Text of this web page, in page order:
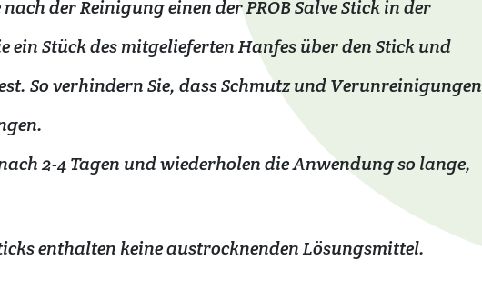
der Reinigung einen der PROB Salve Stick in der
ein Stück des mitgelieferten Hanfes über den Stick und
So verhindern Sie, dass Schmutz und Verunreinigungen
2-4 Tagen und wiederholen die Anwendung so lange,
enthalten keine austrocknenden Lösungsmittel.